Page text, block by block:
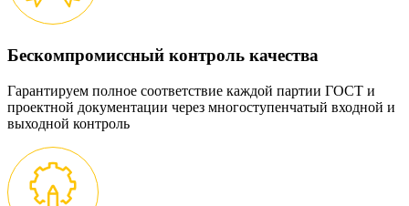
Бескомпромиссный контроль качества
Гарантируем полное соответствие каждой партии ГОСТ и
проектной документации через многоступенчатый входной и
выходной контроль